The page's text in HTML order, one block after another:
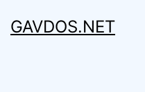
Inhalt
GAVDOS.NET